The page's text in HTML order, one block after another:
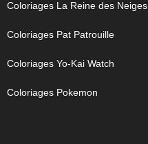
Coloriages La Reine des Neiges
Coloriages Pat Patrouille
Coloriages Yo-Kai Watch
Coloriages Pokemon